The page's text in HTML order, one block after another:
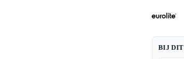
BIJ DIT